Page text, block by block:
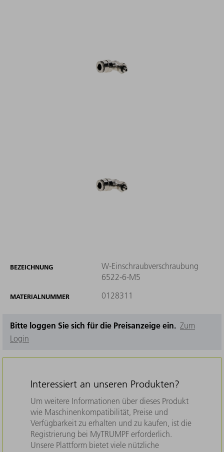
BEZEICHNUNG
W-Einschraubverschraubung
6522-6-M5
MATERIALNUMMER 0128311
Bitte loggen Sie sich für die Preisanzeige ein. Zum
Login
Interessiert an unseren Produkten?
Um weitere Informationen über dieses Produkt
wie Maschinenkompatibilität, Preise und
Verfügbarkeit zu erhalten und zu kaufen, ist die
Registrierung bei MyTRUMPF erforderlich.
Unsere Plattform bietet viele nützliche